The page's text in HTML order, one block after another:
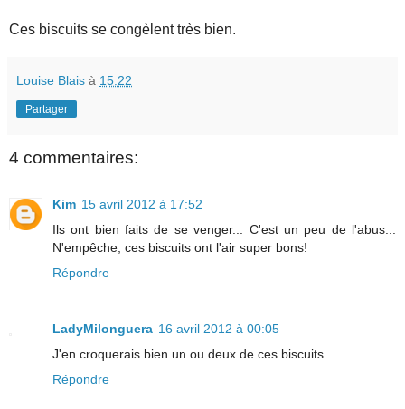
Ces biscuits se congèlent très bien.
Louise Blais à 15:22
Partager
4 commentaires:
Kim 15 avril 2012 à 17:52
Ils ont bien faits de se venger... C'est un peu de l'abus...
N'empêche, ces biscuits ont l'air super bons!
Répondre
LadyMilonguera 16 avril 2012 à 00:05
J'en croquerais bien un ou deux de ces biscuits...
Répondre